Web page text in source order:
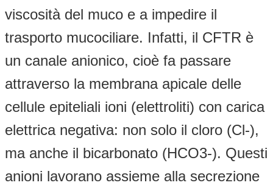
viscosità del muco e a impedire il
trasporto mucociliare. Infatti, il CFTR è
un canale anionico, cioè fa passare
attraverso la membrana apicale delle
cellule epiteliali ioni (elettroliti) con carica
elettrica negativa: non solo il cloro (Cl-),
ma anche il bicarbonato (HCO3-). Questi
anioni lavorano assieme alla secrezione